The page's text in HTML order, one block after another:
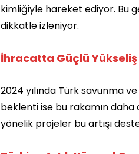
kimliğiyle hareket ediyor. Bu
dikkatle izleniyor.
İhracatta Güçlü Yükseliş
2024 yılında Türk savunma
beklenti ise bu rakamın
yönelik projeler bu artışı